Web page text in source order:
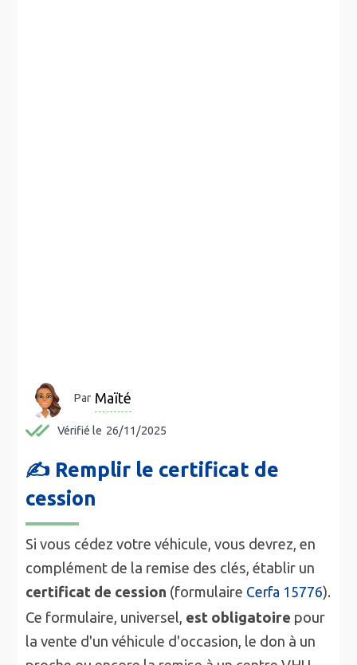
Par Maïté
Vérifié le 26/11/2025
✍️ Remplir le certificat de
cession
Si vous cédez votre véhicule, vous devrez, en
complément de la remise des clés, établir un
certificat de cession (formulaire Cerfa 15776).
Ce formulaire, universel, est obligatoire pour
la vente d'un véhicule d'occasion, le don à un